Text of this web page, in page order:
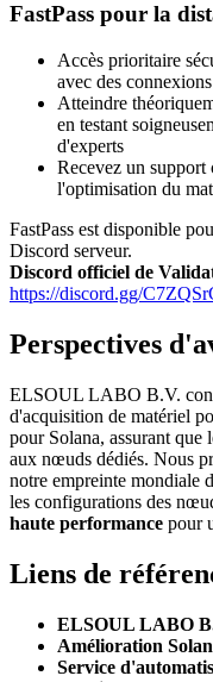
FastPass pour la
Accès prioritaire
avec des
Atteindre
en testant
d'experts
Recevez un
l'optimisation du
FastPass est disponible
Discord serveur.
Discord officiel de
https://discord.gg/
Perspectives
ELSOUL LABO B.V.
d'acquisition de matériel
pour Solana, assurant que
aux nœuds dédiés. Nous
notre empreinte mondiale
les configurations des
haute performance pour
Liens de
ELSOUL LABO
Amélioration
Service